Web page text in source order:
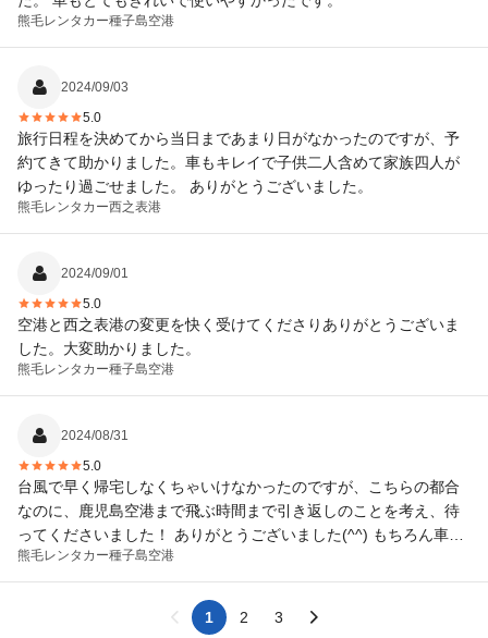
熊毛レンタカー種子島空港
2024/09/03
5.0
旅行日程を決めてから当日まであまり日がなかったのですが、予
約てきて助かりました。車もキレイで子供二人含めて家族四人が
ゆったり過ごせました。 ありがとうございました。
熊毛レンタカー西之表港
2024/09/01
5.0
空港と西之表港の変更を快く受けてくださりありがとうございま
した。大変助かりました。
熊毛レンタカー種子島空港
2024/08/31
5.0
台風で早く帰宅しなくちゃいけなかったのですが、こちらの都合
なのに、鹿児島空港まで飛ぶ時間まで引き返しのことを考え、待
ってくださいました！ ありがとうございました(^^) もちろん車は
キレイでした…！
熊毛レンタカー種子島空港
1 2 3